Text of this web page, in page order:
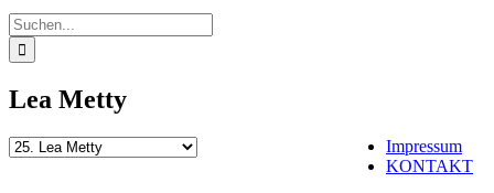
Suche
nach:
Lea Metty
Impressum
KONTAKT